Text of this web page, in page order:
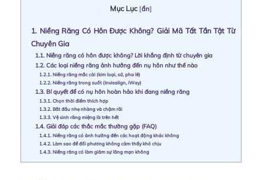
Mục Lục [ẩn]
1. Niềng Răng Có Hôn Được Không? Giải Mã Tất Tần Tật Từ
Chuyên Gia
1.1. Niềng răng có hôn được không? Lời khẳng định từ chuyên gia
1.2. Các loại niềng răng ảnh hưởng đến nụ hôn như thế nào
1.2.1. Niềng răng mắc cài (kim loại, sứ, pha lê)
1.2.2. Niềng răng trong suốt (Invisalign, iWay)
1.3. Bí quyết để có nụ hôn hoàn hảo khi đang niềng răng
1.3.1. Chọn thời điểm thích hợp
1.3.2. Bắt đầu nhẹ nhàng và chậm rãi
1.3.3. Vệ sinh răng miệng là trên hết
1.4. Giải đáp các thắc mắc thường gặp (FAQ)
1.4.1. Niềng răng có ảnh hưởng đến các hoạt động khác không
1.4.2. Làm sao để đối phương không cảm thấy khó chịu
1.4.3. Niềng răng có làm giảm sự lãng mạn không